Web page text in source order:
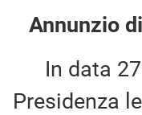
Annunzio
In data 27
Presidenza